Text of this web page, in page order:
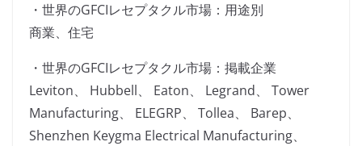
・世界のGFCIレセプタクル市場：用途別
商業、住宅
・世界のGFCIレセプタクル市場：掲載企業
Leviton、 Hubbell、 Eaton、 Legrand、 Tower
Manufacturing、 ELEGRP、 Tollea、 Barep、
Shenzhen Keygma Electrical Manufacturing、